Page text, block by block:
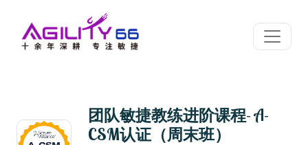
团队敏捷教练进阶课程- A-
CSM认证（周末班）